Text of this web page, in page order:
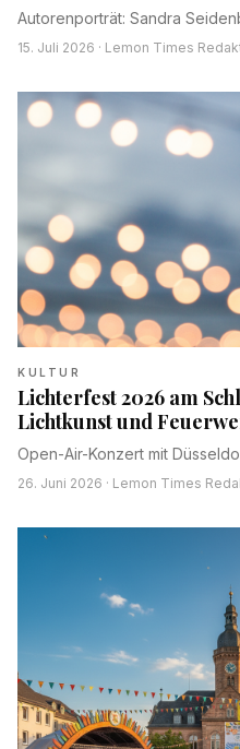
Autorenporträt: Sandra
15. Juli 2026 · Lemon Times
KULTUR
Lichterfest 2026 am
Lichtkunst und
Open-Air-Konzert mit
26. Juni 2026 · Lemon Times